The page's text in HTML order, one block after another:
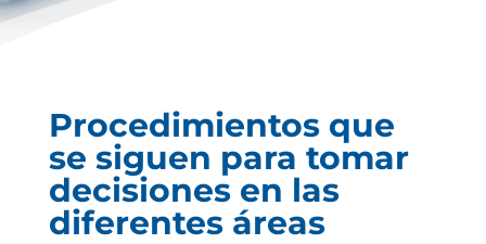
Procedimientos que
se siguen para tomar
decisiones en las
diferentes áreas